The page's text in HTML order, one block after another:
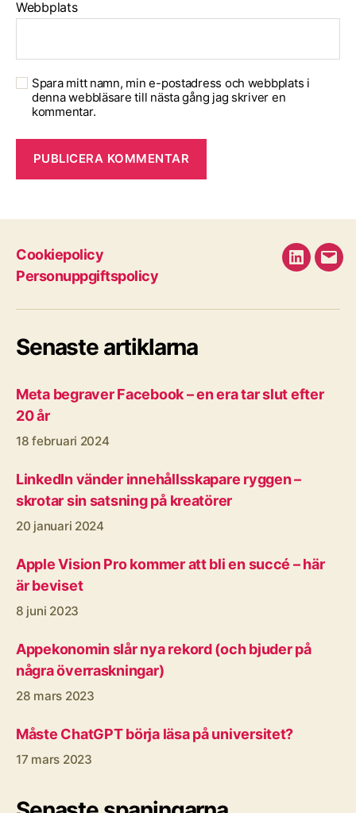
Webbplats
Spara mitt namn, min e-postadress och webbplats i
denna webbläsare till nästa gång jag skriver en
kommentar.
Cookiepolicy
Personuppgiftspolicy
LinkedIn
E-
Senaste artiklarna
Meta begraver Facebook – en era tar slut efter
20 år
18 februari 2024
LinkedIn vänder innehållsskapare ryggen –
skrotar sin satsning på kreatörer
20 januari 2024
Apple Vision Pro kommer att bli en succé – här
är beviset
8 juni 2023
Appekonomin slår nya rekord (och bjuder på
några överraskningar)
28 mars 2023
Måste ChatGPT börja läsa på universitet?
17 mars 2023